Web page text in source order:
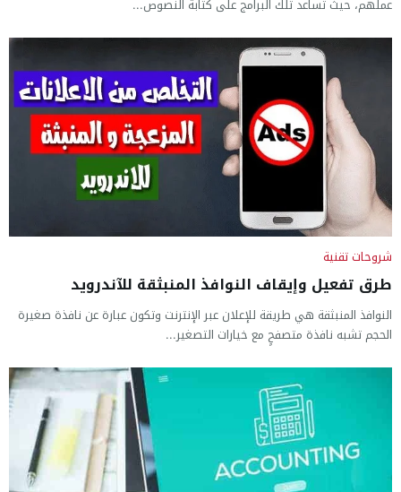
عملهم، حيث تساعد تلك البرامج على كتابة النصوص...
شروحات تقنية
طرق تفعيل وإيقاف النوافذ المنبثقة للآندرويد
النوافذ المنبثقة هي طريقة للإعلان عبر الإنترنت وتكون عبارة عن نافذة صغيرة
الحجم تشبه نافذة متصفحٍ مع خيارات التصغير...